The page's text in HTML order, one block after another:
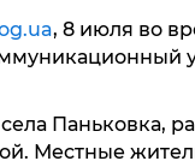
, 8 июля во
Паньковка,
Местные